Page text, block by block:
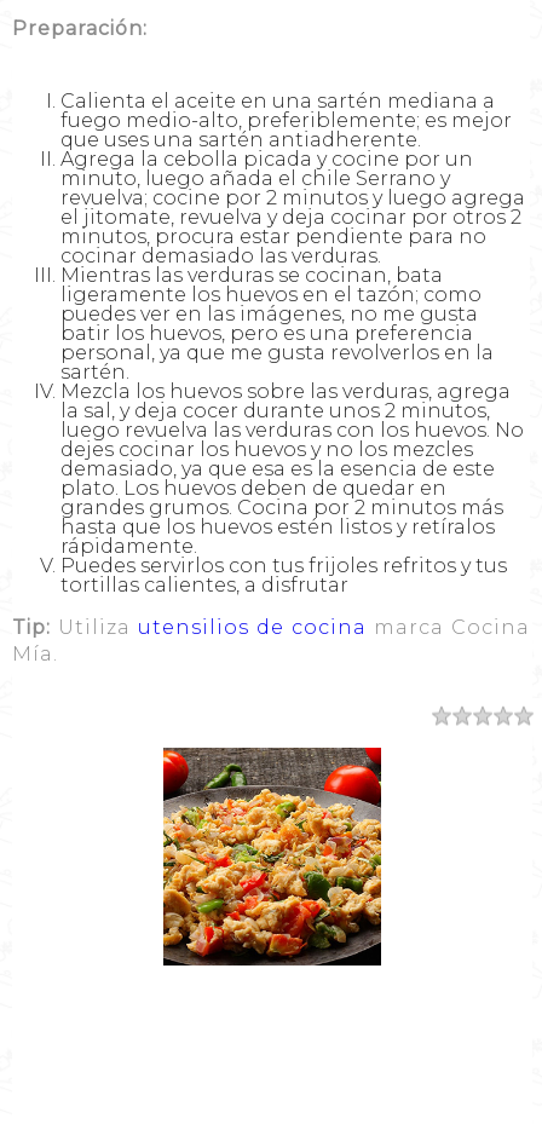
Preparación:
Calienta el aceite en una sartén mediana a
fuego medio-alto, preferiblemente; es mejor
que uses una sartén antiadherente.
Agrega la cebolla picada y cocine por un
minuto, luego añada el chile Serrano y
revuelva; cocine por 2 minutos y luego agrega
el jitomate, revuelva y deja cocinar por otros 2
minutos, procura estar pendiente para no
cocinar demasiado las verduras.
Mientras las verduras se cocinan, bata
ligeramente los huevos en el tazón; como
puedes ver en las imágenes, no me gusta
batir los huevos, pero es una preferencia
personal, ya que me gusta revolverlos en la
sartén.
Mezcla los huevos sobre las verduras, agrega
la sal, y deja cocer durante unos 2 minutos,
luego revuelva las verduras con los huevos. No
dejes cocinar los huevos y no los mezcles
demasiado, ya que esa es la esencia de este
plato. Los huevos deben de quedar en
grandes grumos. Cocina por 2 minutos más
hasta que los huevos estén listos y retíralos
rápidamente.
Puedes servirlos con tus frijoles refritos y tus
tortillas calientes, a disfrutar
Tip: Utiliza utensilios de cocina marca Cocina
Mía.